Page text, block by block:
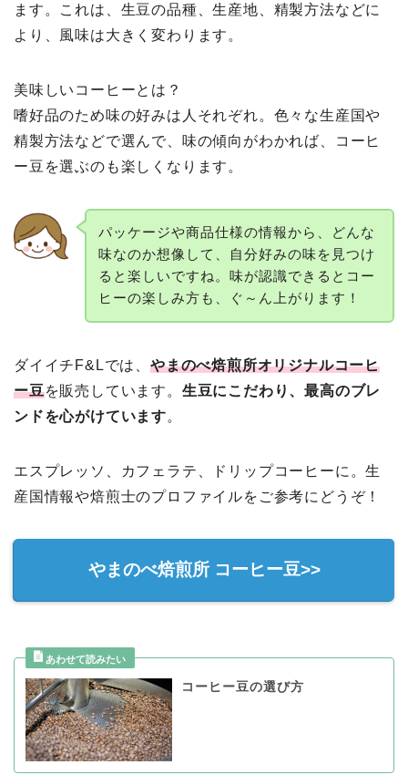
ます。これは、生豆の品種、生産地、精製方法などに
より、風味は大きく変わります。
美味しいコーヒーとは？
嗜好品のため味の好みは人それぞれ。色々な生産国や
精製方法などで選んで、味の傾向がわかれば、コーヒ
ー豆を選ぶのも楽しくなります。
パッケージや商品仕様の情報から、どんな
味なのか想像して、自分好みの味を見つけ
ると楽しいですね。味が認識できるとコー
ヒーの楽しみ方も、ぐ～ん上がります！
ダイイチF&Lでは、 やまのべ焙煎所オリジナルコーヒ
ー豆を販売しています。 生豆にこだわり、最高のブレ
ンドを心がけています。
エスプレッソ、カフェラテ、ドリップコーヒーに。生
産国情報や焙煎士のプロファイルをご参考にどうぞ！
やまのべ焙煎所 コーヒー豆>>
コーヒー豆の選び方